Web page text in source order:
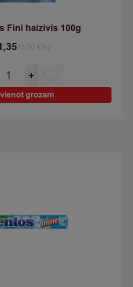
Fini haizivis 100g
13.50 €/kg
Konfektes
Fini
haizivis
100g
+
grozam